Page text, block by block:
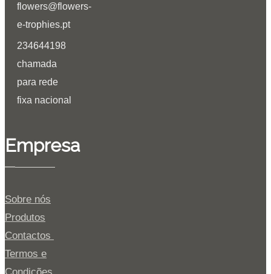
flowers@flowers-
e-trophies.pt
234644198
chamada
para rede
fixa nacional
Empresa
Sobre nós
Produtos
Contactos
Termos e